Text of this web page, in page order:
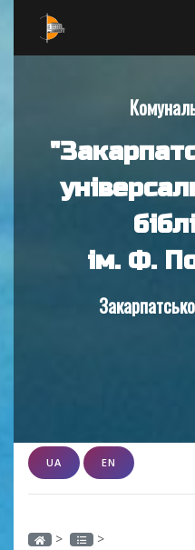
ім. Ф.
UA EN
> >